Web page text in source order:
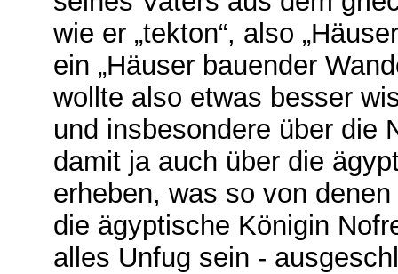
wie er „tekton“, also
ein „Häuser bauender
wollte also etwas besser
und insbesondere über die
damit ja auch über die
erheben, was so von
die ägyptische Königin
alles Unfug sein -